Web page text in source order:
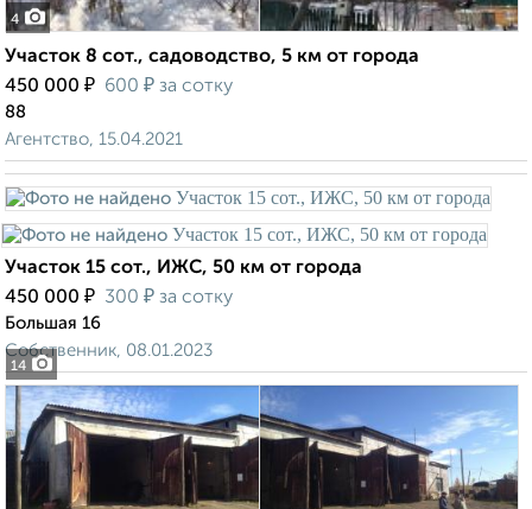
4
Участок 8 сот., садоводство, 5 км от города
450 000 ₽ 600 ₽ за сотку
88
Агентство, 15.04.2021
14
Участок 15 сот., ИЖС, 50 км от города
450 000 ₽ 300 ₽ за сотку
Большая 16
Собственник, 08.01.2023